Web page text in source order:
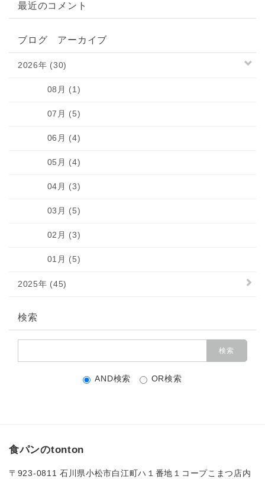
最近のコメント
ブログ アーカイブ
2026年 (30)
08月 (1)
07月 (5)
06月 (4)
05月 (4)
04月 (3)
03月 (5)
02月 (3)
01月 (5)
2025年 (45)
検索
AND検索 OR検索
食パンのtonton
〒923-0811 石川県小松市白江町ハ１番地１コープこまつ店内